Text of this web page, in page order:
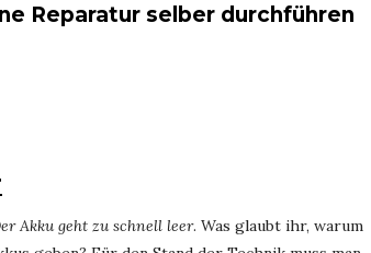
Reparatur selber durchführen
Akku geht zu schnell leer. Was glaubt ihr, warum